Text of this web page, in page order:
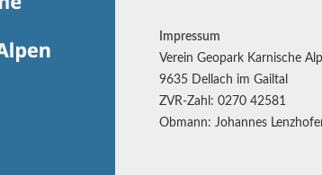
Impressum
Verein Geopark Karnische
9635 Dellach im Gailtal
ZVR-Zahl: 0270 42581
Obmann: Johannes